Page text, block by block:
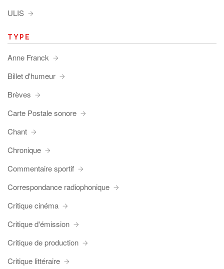
ULIS
TYPE
Anne Franck
Billet d'humeur
Brèves
Carte Postale sonore
Chant
Chronique
Commentaire sportif
Correspondance radiophonique
Critique cinéma
Critique d'émission
Critique de production
Critique littéraire